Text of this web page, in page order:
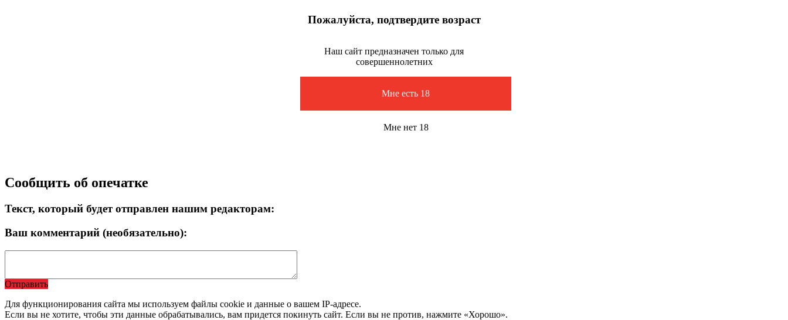
Пожалуйста, подтвердите возраст
Наш сайт предназначен только для
совершеннолетних
Мне есть 18
Мне нет 18
Сообщить об опечатке
Текст, который будет отправлен нашим редакторам:
Ваш комментарий (необязательно):
Отправить
Для функционирования сайта мы используем файлы cookie и данные о вашем IP-адресе.
Если вы не хотите, чтобы эти данные обрабатывались, вам придется покинуть сайт. Если вы не против, нажмите «Хорошо».